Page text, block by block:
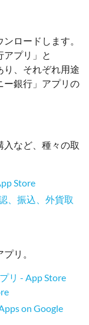
ロードします。
アプリ」と
り、それぞれ用途
ー銀行」アプリの
など、種々の取
Store
、振込、外貨取
リ。
リ - App Store
on Google